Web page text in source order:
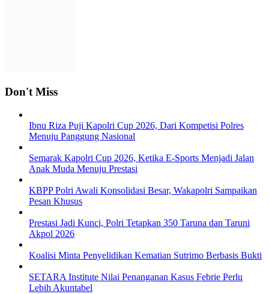
Don't Miss
Ibnu Riza Puji Kapolri Cup 2026, Dari Kompetisi Polres
Menuju Panggung Nasional
Semarak Kapolri Cup 2026, Ketika E-Sports Menjadi Jalan
Anak Muda Menuju Prestasi
KBPP Polri Awali Konsolidasi Besar, Wakapolri Sampaikan
Pesan Khusus
Prestasi Jadi Kunci, Polri Tetapkan 350 Taruna dan Taruni
Akpol 2026
Koalisi Minta Penyelidikan Kematian Sutrimo Berbasis Bukti
SETARA Institute Nilai Penanganan Kasus Febrie Perlu
Lebih Akuntabel